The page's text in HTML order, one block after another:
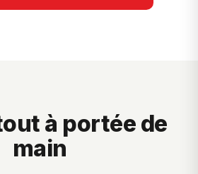
à portée de
main